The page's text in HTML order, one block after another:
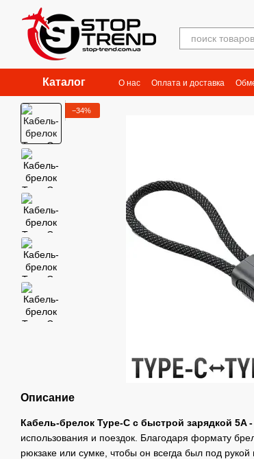
Перейти к основному контенту
Каталог О нас Оплата и доставка
−34%
Описание
Кабель-брелок Type-C с быстрой зарядкой 5A -
использования и поездок. Благодаря формату
рюкзаке или сумке, чтобы он всегда был под